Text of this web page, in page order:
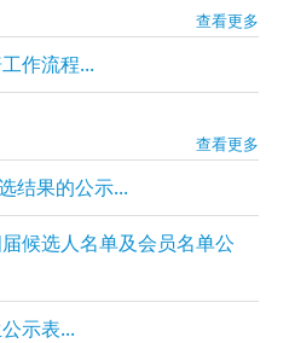
查看更多
作流程...
查看更多
结果的公示...
候选人名单及会员名单公
示表...